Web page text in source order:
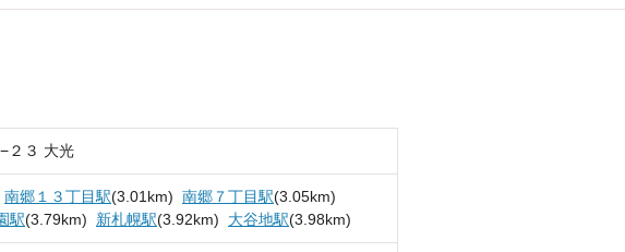
２３ 大光
南郷１３丁目駅(3.01km) 南郷７丁目駅(3.05km)
駅(3.79km) 新札幌駅(3.92km) 大谷地駅(3.98km)